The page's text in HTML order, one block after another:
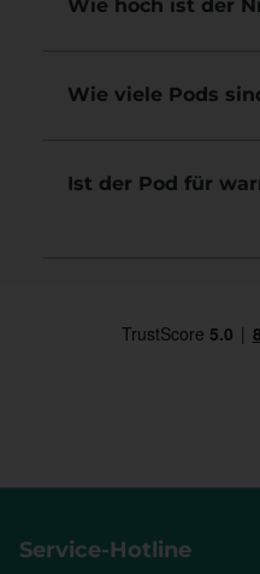
Wie hoch ist der
Wie viele Pods
Ist der Pod für
Service-Hotline